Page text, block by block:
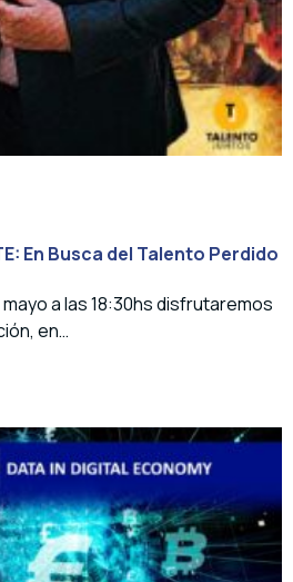
En Busca del Talento Perdido
a las 18:30hs disfrutaremos
en…